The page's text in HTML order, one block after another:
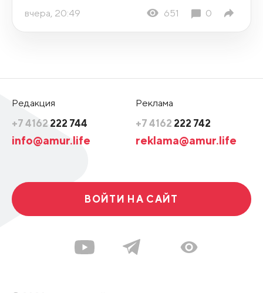
вчера, 20:49 651 0
Редакция
+7 4162 222 744
info@amur.life
Реклама
+7 4162 222 742
reklama@amur.life
ВОЙТИ НА САЙТ